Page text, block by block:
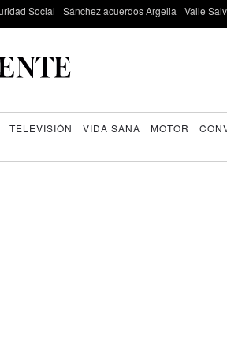
Social Sánchez acuerdos Argelia Valle
TELEVISIÓN VIDA SANA MOTOR